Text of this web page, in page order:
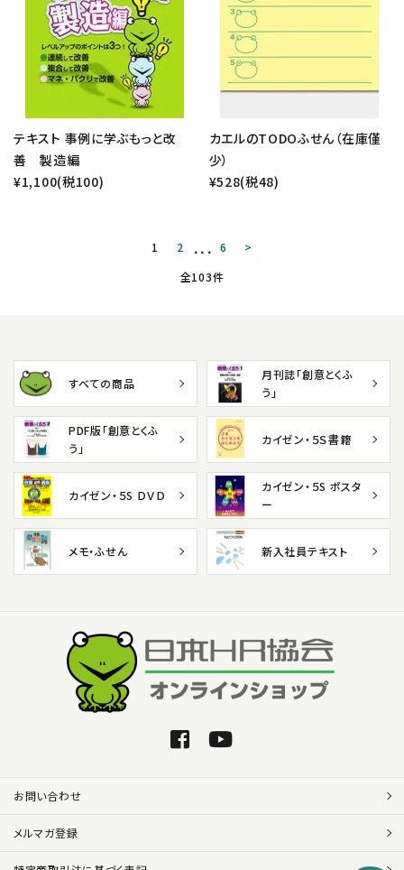
テキスト 事例に学ぶもっと改
善 製造編
¥1,100(税100)
カエルのTODOふせん（在庫僅
少）
¥528(税48)
1 2 6
>
全103件
すべての商品
月刊誌「創意とくふ
う」
PDF版「創意とくふ
う」
カイゼン・５Ｓ書籍
カイゼン・５S ＤＶＤ
カイゼン・５S ポスタ
ー
メモ・ふせん 新入社員テキスト
お問い合わせ
メルマガ登録